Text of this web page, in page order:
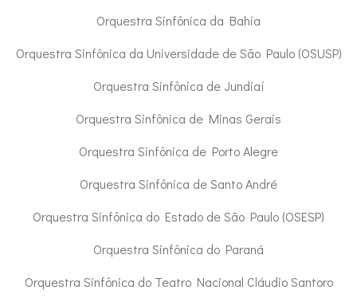
Orquestra Sinfônica da Bahia
Orquestra Sinfônica da Universidade de São Paulo (OSUSP)
Orquestra Sinfônica de Jundiaí
Orquestra Sinfônica de Minas Gerais
Orquestra Sinfônica de Porto Alegre
Orquestra Sinfônica de Santo André
Orquestra Sinfônica do Estado de São Paulo (OSESP)
Orquestra Sinfônica do Paraná
Orquestra Sinfônica do Teatro Nacional Cláudio Santoro